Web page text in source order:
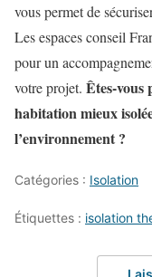
vous permet de
Les espaces conseil
pour un
votre projet. Êtes-vous
habitation mieux
l’environnement ?
Catégories : Isolation
Étiquettes : isolation